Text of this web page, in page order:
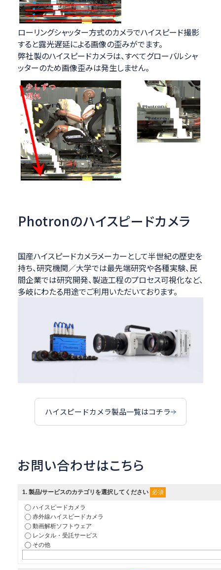
ローリングシャッター方式のカメラでハイスピード撮影
すると露光遅延による画像の歪みがでます。
弊社製のハイスピードカメラは、すべてグローバルシャ
ッターのため画像歪みは発生しません。
Photronのハイスピードカメラ
国産ハイスピードカメラメーカーとして半世紀の歴史を
持ち、研究機関／大学では最先端研究や各種実験、民
間企業では研究開発、製造工程のプロセス可視化など、
多岐にわたる用途でご利用いただいております。
ハイスピードカメラ製品一覧はコチラ
お問い合わせはこちら
1. 製品/サービスのカテゴリを選択してください 必須
ハイスピードカメラ
赤外線ハイスピードカメラ
動画解析ソフトウェア
レンタル・受託サービス
その他